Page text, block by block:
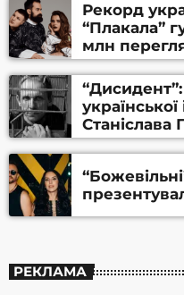
Рекорд
“Плакала”
млн
Станіслава
Алфьорова
РЕКЛАМА